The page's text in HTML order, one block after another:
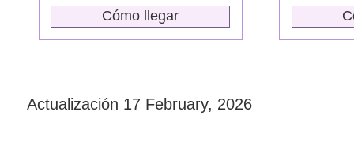
Cómo llegar
Actualización 17 February, 2026